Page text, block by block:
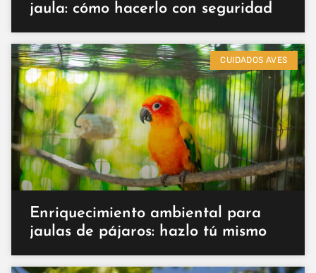
jaula: cómo hacerlo con seguridad
CUIDADOS AVES
Enriquecimiento ambiental para
jaulas de pájaros: hazlo tú mismo